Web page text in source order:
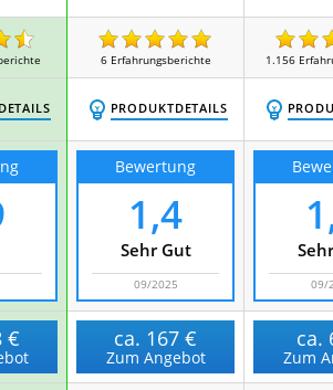
6 Erfahrungsberichte 1.156
PRODUKTDETAILS
Bewertung
1,4
Sehr Gut
09/2025 09/
€ ca. 167 €
Zum Angebot
ca.
Zum